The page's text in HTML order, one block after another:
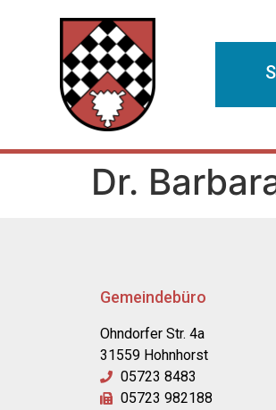
Dr.
Gemeindebüro
Ohndorfer Str. 4a
31559 Hohnhorst
05723 8483
05723 982188